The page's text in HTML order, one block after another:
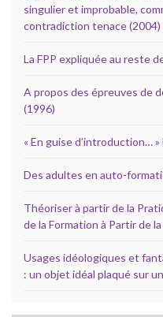
singulier et improbable,
contradiction tenace (2004)
La FPP expliquée au reste
A propos des épreuves de
(1996)
« En guise d’introduction…
Des adultes en auto-
Théoriser à partir de la
de la Formation à Partir de
Usages idéologiques et
: un objet idéal plaqué sur